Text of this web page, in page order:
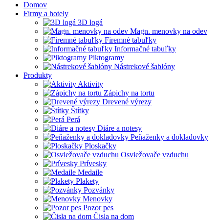
Domov
Firmy a hotely
3D logá
Magn. menovky na odev
Firemné tabuľky
Informačné tabuľky
Piktogramy
Nástrekové šablóny
Produkty
Aktivity
Zápichy na tortu
Drevené výrezy
Štítky
Perá
Diáre a notesy
Peňaženky a dokladovky
Ploskačky
Osviežovače vzduchu
Prívesky
Medaile
Plakety
Pozvánky
Menovky
Pozor pes
Čisla na dom